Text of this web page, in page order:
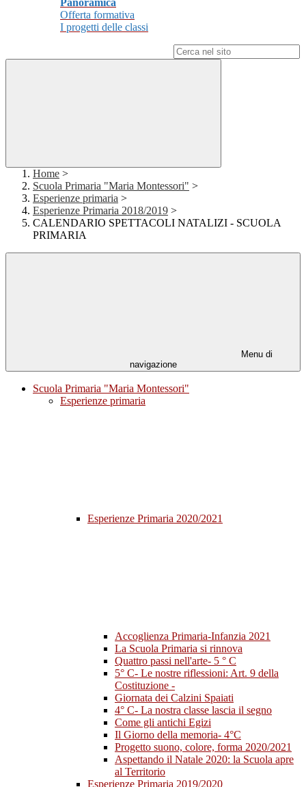
Panoramica
Offerta formativa
I progetti delle classi
Home >
Scuola Primaria "Maria Montessori" >
Esperienze primaria >
Esperienze Primaria 2018/2019 >
CALENDARIO SPETTACOLI NATALIZI - SCUOLA
PRIMARIA
Menu di
navigazione
Scuola Primaria "Maria Montessori"
Esperienze primaria
Esperienze Primaria 2020/2021
Accoglienza Primaria-Infanzia 2021
La Scuola Primaria si rinnova
Quattro passi nell'arte- 5 ° C
5° C- Le nostre riflessioni: Art. 9 della
Costituzione -
Giornata dei Calzini Spaiati
4° C- La nostra classe lascia il segno
Come gli antichi Egizi
Il Giorno della memoria- 4°C
Progetto suono, colore, forma 2020/2021
Aspettando il Natale 2020: la Scuola apre
al Territorio
Esperienze Primaria 2019/2020